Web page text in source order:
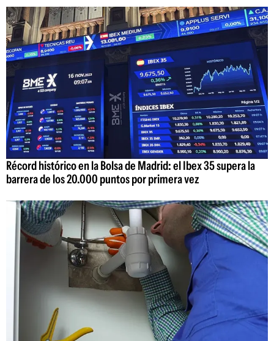
Récord histórico en la Bolsa de Madrid: el Ibex 35 supera la
barrera de los 20.000 puntos por primera vez